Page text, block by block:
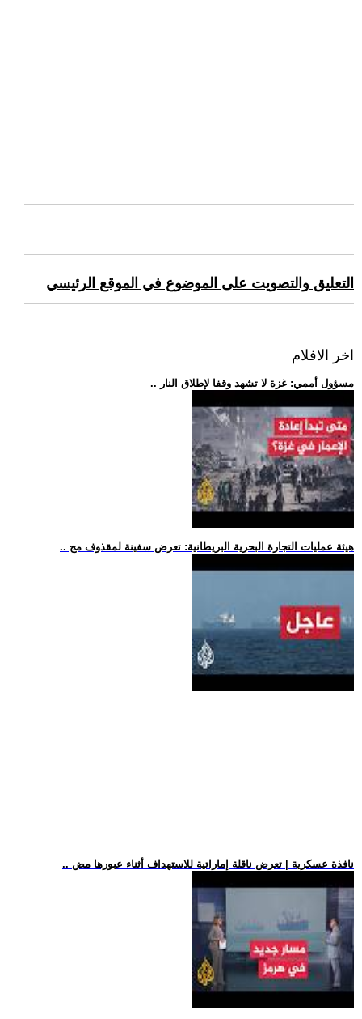
التعليق والتصويت على الموضوع في الموقع الرئيسي
اخر الافلام
.. مسؤول أممي: غزة لا تشهد وقفا لإطلاق النار
.. هيئة عمليات التجارة البحرية البريطانية: تعرض سفينة لمقذوف مج
.. نافذة عسكرية | تعرض ناقلة إماراتية للاستهداف أثناء عبورها مض